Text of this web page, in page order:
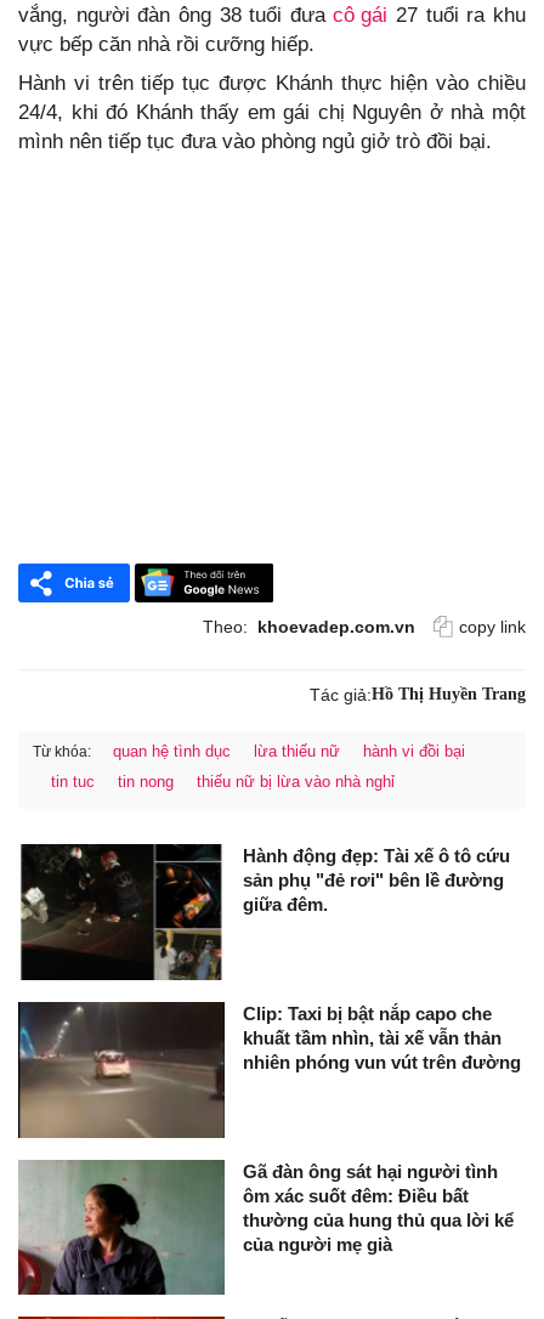
vắng, người đàn ông 38 tuổi đưacô gái 27 tuổi ra khu
vực bếp căn nhà rồi cưỡng hiếp.
Hành vi trên tiếp tục được Khánh thực hiện vào chiều
24/4, khi đó Khánh thấy em gái chị Nguyên ở nhà một
mình nên tiếp tục đưa vào phòng ngủ giở trò đồi bại.
Theo: khoevadep.com.vn copy link
Tác giả:Hồ Thị Huyền Trang
Từ khóa: quan hệ tình dục lừa thiếu nữ
hành vi đồi bại
tin tuc
tin nong thiếu nữ bị lừa vào nhà nghỉ
Hành động đẹp: Tài xế ô tô cứu
sản phụ "đẻ rơi" bên lề đường
giữa đêm.
Clip: Taxi bị bật nắp capo che
khuất tầm nhìn, tài xế vẫn thản
nhiên phóng vun vút trên đường
Gã đàn ông sát hại người tình
ôm xác suốt đêm: Điều bất
thường của hung thủ qua lời kể
của người mẹ già